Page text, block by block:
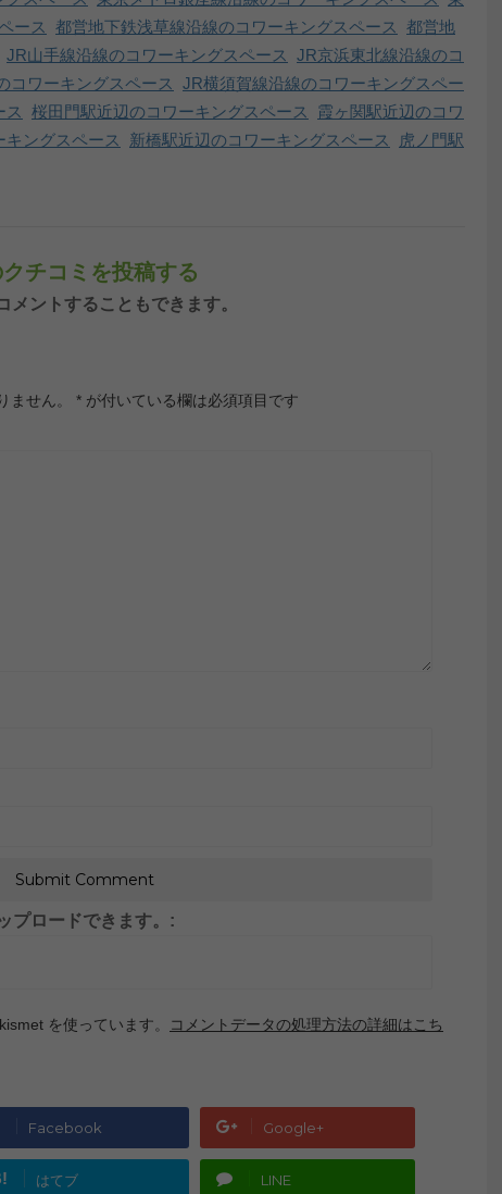
ース
都営地下鉄浅草線沿線のコワーキングスペース
都営地
JR山手線沿線のコワーキングスペース
JR京浜東北線沿線のコ
コワーキングスペース
JR横須賀線沿線のコワーキングスペー
ス 桜田門駅近辺のコワーキングスペース
霞ヶ関駅近辺のコワ
ングスペース 新橋駅近辺のコワーキングスペース
虎ノ門駅
チコミを投稿する
ントすることもできます。
ません。 * が付いている欄は必須項目です
プロードできます。:
を使っています。
コメントデータの処理方法の詳細はこち
Facebook Google+
はてブ LINE